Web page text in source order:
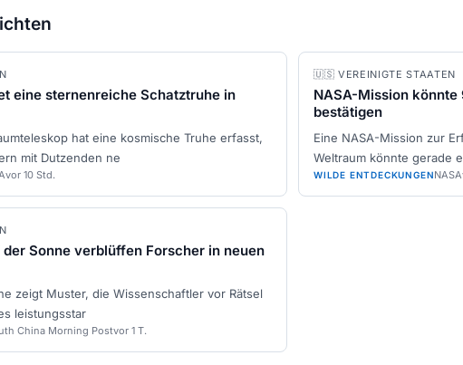
eine sternenreiche Schatztruhe in
hat eine kosmische Truhe erfasst,
mit Dutzenden ne
vor 10 Std.
🇺🇸 VEREINIGTE STAATEN
NASA-Mission
bestätigen
Eine NASA-Mission zur
Weltraum könnte gerade
WILDE ENTDECKUNGENNASA
Sonne verblüffen Forscher in neuen
zeigt Muster, die Wissenschaftler vor Rätsel
leistungsstar
China Morning Postvor 1 T.